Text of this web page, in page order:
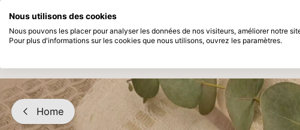
Passer au contenu principal
Disponible immédiatement
Nouveau Bientôt
Home
Nous utilisons des cookies
Nous pouvons les placer pour analyser les données de nos visiteurs, améliorer notre
Pour plus d'informations sur les cookies que nous utilisons, ouvrez les paramètres.